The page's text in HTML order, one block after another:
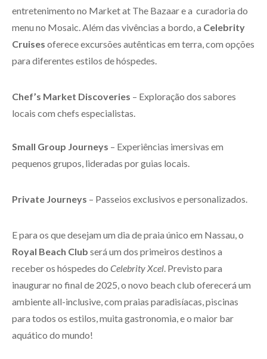
entretenimento no Market at The Bazaar e a curadoria do
menu no Mosaic. Além das vivências a bordo, a Celebrity
Cruises oferece excursões autênticas em terra, com opções
para diferentes estilos de hóspedes.
Chef’s Market Discoveries – Exploração dos sabores
locais com chefs especialistas.
Small Group Journeys – Experiências imersivas em
pequenos grupos, lideradas por guias locais.
Private Journeys – Passeios exclusivos e personalizados.
E para os que desejam um dia de praia único em Nassau, o
Royal Beach Club será um dos primeiros destinos a
receber os hóspedes do Celebrity Xcel . Previsto para
inaugurar no final de 2025, o novo beach club oferecerá um
ambiente all-inclusive, com praias paradisíacas, piscinas
para todos os estilos, muita gastronomia, e o maior bar
aquático do mundo!